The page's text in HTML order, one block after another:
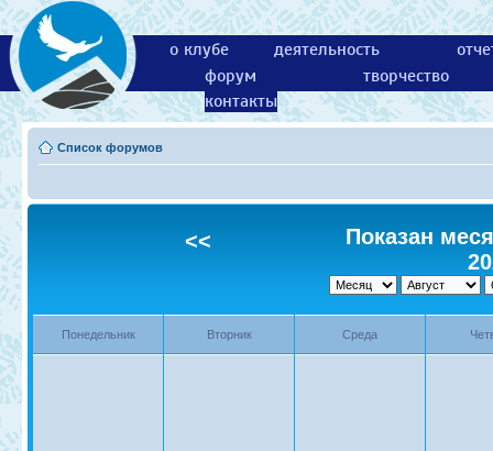
о клубе деятельность
форум
творчество
контакты
Список форумов
<<
Показан
Понедельник Вторник Среда